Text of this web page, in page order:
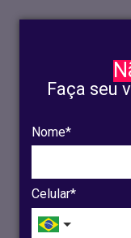
Faça seu
Nome*
Celular*